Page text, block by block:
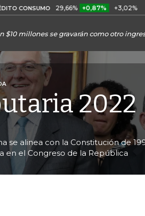
29,66% +0,87% +3,02% DTF
$10 millones se gravarán como otro
2022
se alinea con la Constitución de
en el Congreso de la República